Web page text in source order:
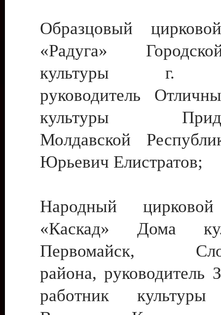
Образцовый
«Радуга»
культуры г.
руководитель
культуры
Молдавской
Юрьевич Елистратов;
Народный цирковой
«Каскад» Дома
Первомайск,
района, руководитель
работник культуры